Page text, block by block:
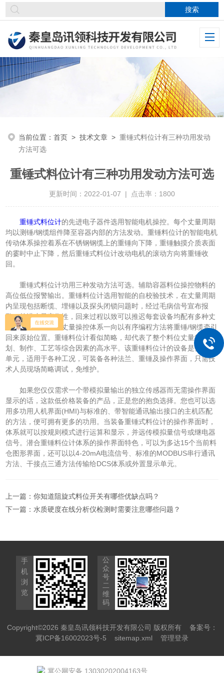
当前位置：首页 >技术文章 >重锤式料位计有三种功用发动
方法可选
重锤式料位计有三种功用发动方法可选
更新时间：2022-01-07 | 点击率：1800
重锤式料位计的先进电子器件选用智能电机操控。每个丈量周期
均以测锤/钢缆组件降至容器内部的方法发动。重锤料位计的智能电机
传动体系操控着系在不锈钢钢缆上的重锤向下降，重锤触摸介质表面
的霎时中止下降，然后重锤式料位计改动电机的滚动方向将重锤收
回。
重锤式料位计功用三种发动方法可选。辅助容器料位操控物料的
高位低位报警输出。重锤料位计选用智能的自校验技术，在丈量周期
内呈现包括断缆、埋锤以及探头闭锁问题时，经过毛病信号宣布报
警。前进丈量牢靠性，回来过程以致可以推迟每套设备均配有多种丈
量输出标准。智能丈量操控体系一向以有序编程方法将重锤/钢缆牵引
回来原始位置。重锤料位计看似简略，却代表了整个料位丈量行业规
划、制作、工艺等综合因素的高水平。该重锤料位计的设备是传感器
单元，适用于各种工况，可装备各种法兰、重锤及操作界面，只需技
术人员现场简略调试，免维护。
如果您仅仅需求一个带模拟量输出的独立传感器而无需操作界面
显示的话，这款低价格装备的产品，正是您的抱负选择。您也可以选
用多功用人机界面(HMI)与标准的、带智能通讯输出接口的主机匹配
的方法，便可拥有更多的功用。当装备重锤式料位计的操作界面时，
体系就可以按规则模式进行运算和显示，并远传模拟量信号或继电器
信号。潜合重锤料位计体系的操作界面特色，可以为多达15个当前料
仓图形界面，还可以以4-20mA电流信号、标准的MODBUS串行通讯
方法、干接点三通方法传输给DCS体系或外置显示单元。
上一篇：你知道阻旋式料位开关有哪些优缺点吗？
下一篇： 水质硬度在线分析仪检测时需要注意哪些问题？
手
机
浏
览
公
众
号
二
维
码
Copyright©2026 秦皇岛讯领科技开发有限公司 版权所有 备案号：
冀ICP备16002023号-5
sitemap.xml 管理登录
冀公网安备 13030202004163号